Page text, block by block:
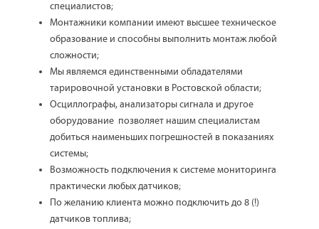
специалистов;
Монтажники компании имеют высшее техническое
образование и способны выполнить монтаж любой
сложности;
Мы являемся единственными обладателями
тарировочной установки в Ростовской области;
Осциллографы, анализаторы сигнала и другое
оборудование позволяет нашим специалистам
добиться наименьших погрешностей в показаниях
системы;
Возможность подключения к системе мониторинга
практически любых датчиков;
По желанию клиента можно подключить до 8 (!)
датчиков топлива;